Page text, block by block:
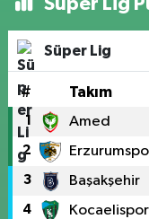
Süper Lig
# Takım
1 Amed
2
3 Başakşehir
4 Kocaelispor